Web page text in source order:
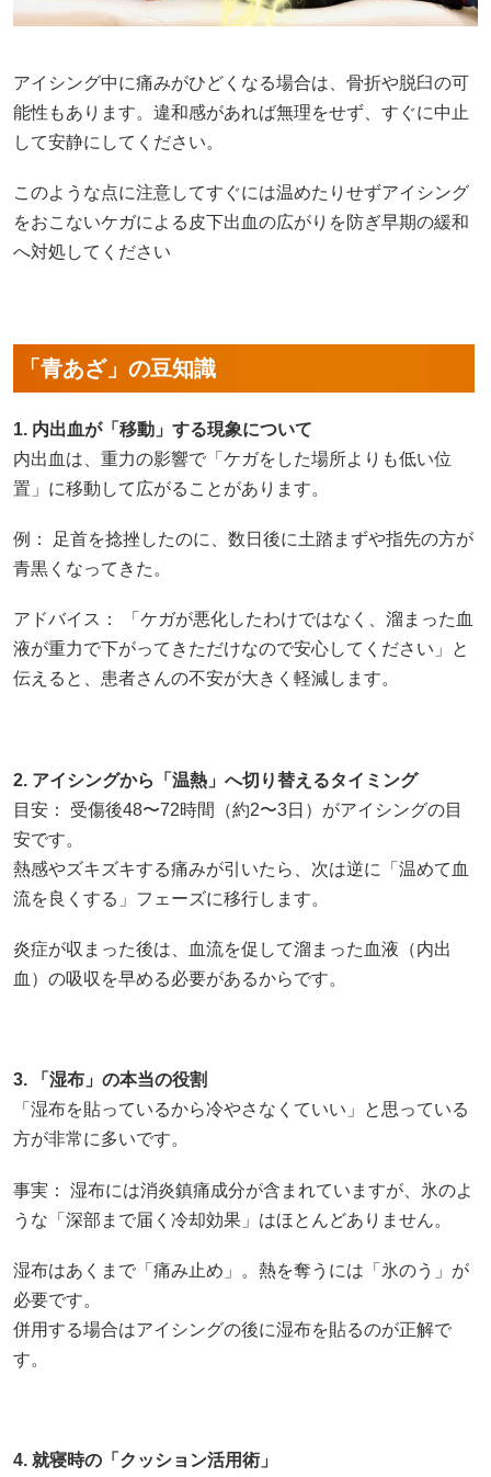
アイシング中に痛みがひどくなる場合は、骨折や脱臼の可
能性もあります。違和感があれば無理をせず、すぐに中止
して安静にしてください。
このような点に注意してすぐには温めたりせずアイシング
をおこないケガによる皮下出血の広がりを防ぎ早期の緩和
へ対処してください
「青あざ」の豆知識
1. 内出血が「移動」する現象について
内出血は、重力の影響で「ケガをした場所よりも低い位
置」に移動して広がることがあります。
例： 足首を捻挫したのに、数日後に土踏まずや指先の方が
青黒くなってきた。
アドバイス： 「ケガが悪化したわけではなく、溜まった血
液が重力で下がってきただけなので安心してください」と
伝えると、患者さんの不安が大きく軽減します。
2. アイシングから「温熱」へ切り替えるタイミング
目安： 受傷後48〜72時間（約2〜3日）がアイシングの目
安です。
熱感やズキズキする痛みが引いたら、次は逆に「温めて血
流を良くする」フェーズに移行します。
炎症が収まった後は、血流を促して溜まった血液（内出
血）の吸収を早める必要があるからです。
3. 「湿布」の本当の役割
「湿布を貼っているから冷やさなくていい」と思っている
方が非常に多いです。
事実： 湿布には消炎鎮痛成分が含まれていますが、氷のよ
うな「深部まで届く冷却効果」はほとんどありません。
湿布はあくまで「痛み止め」。熱を奪うには「氷のう」が
必要です。
併用する場合はアイシングの後に湿布を貼るのが正解で
す。
4. 就寝時の「クッション活用術」